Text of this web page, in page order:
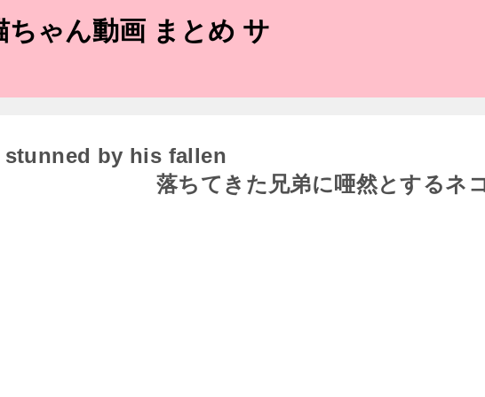
ちゃん動画 まとめ サ
stunned by his fallen
てきた兄弟に唖然とするネ